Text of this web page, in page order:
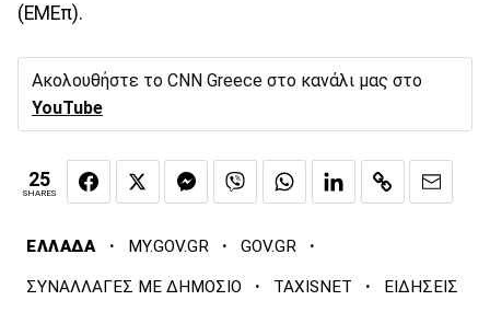
(ΕΜΕπ).
Ακολουθήστε το CNN Greece στο κανάλι μας στο
YouTube
25
SHARES
ΕΛΛΑΔΑ · MY.GOV.GR · GOV.GR ·
ΣΥΝΑΛΛΑΓΕΣ ΜΕ ΔΗΜΟΣΙΟ · TAXISNET · ΕΙΔΗΣΕΙΣ